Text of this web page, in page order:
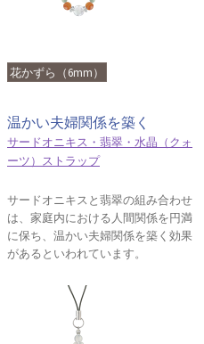
花かずら（6mm）
温かい夫婦関係を築く
サードオニキス・翡翠・水晶（クォ
ーツ）ストラップ
サードオニキスと翡翠の組み合わせ
は、家庭内における人間関係を円満
に保ち、温かい夫婦関係を築く効果
があるといわれています。